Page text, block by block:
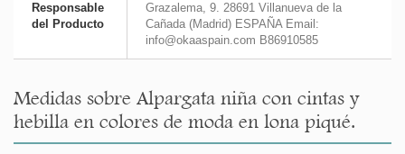
Responsable
del Producto
Grazalema, 9. 28691 Villanueva de la
Cañada (Madrid) ESPAÑA Email:
info@okaaspain.com B86910585
Medidas sobre Alpargata niña con cintas y
hebilla en colores de moda en lona piqué.